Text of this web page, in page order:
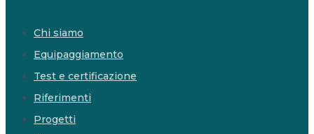
Chi siamo
Equipaggiamento
Test e certificazione
Riferimenti
Progetti